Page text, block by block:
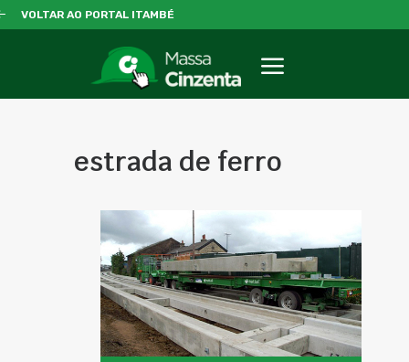
VOLTAR AO PORTAL ITAMBÉ
estrada de ferro